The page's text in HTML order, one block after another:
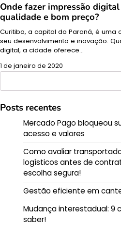
Onde fazer impressão
qualidade e bom preço?
Curitiba, a capital do Paraná, é
seu desenvolvimento e inovação.
digital, a cidade oferece…
1 de janeiro de 2020
Posts recentes
Mercado Pago bloqueou
acesso e valores
Como avaliar
logísticos antes de
escolha segura!
Gestão eficiente em
Mudança interestadual: 9
saber!